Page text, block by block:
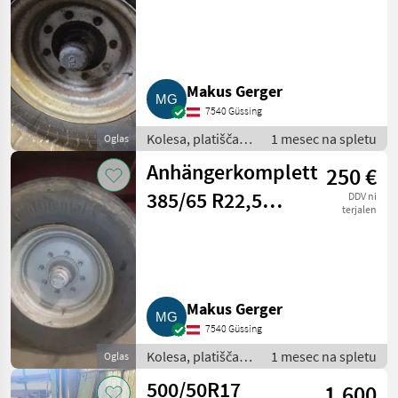
Oglas
Makus Gerger
7540 Güssing
Kolesa, platišča in
pnevmatike /
Komplet kolesa
1 mesec na spletu
Oglas
Anhängerkompletträder
385/65 R22,5
250 €
DDV ni
terjalen
Makus Gerger
7540 Güssing
Kolesa, platišča in
pnevmatike /
Komplet kolesa
1 mesec na spletu
500/50R17